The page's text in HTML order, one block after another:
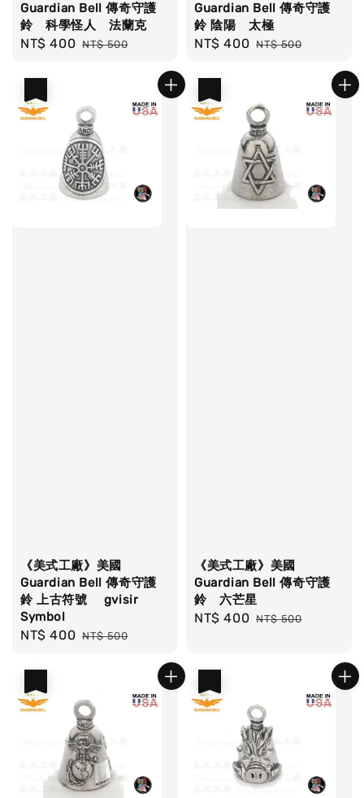
Guardian Bell 傳奇守護
鈴 科學怪人 法蘭克
Sale
NT$ 400 Regular
NT$ 500
Guardian Bell 傳奇守護
鈴 陰陽 太極
Sale
NT$ 400 Regular
NT$ 500
《美式工廠》美國
Guardian Bell 傳奇守護
鈴 上古符號 gvisir
Symbol
Sale
NT$ 400 Regular
NT$ 500
《美式工廠》美國
Guardian Bell 傳奇守護
鈴 六芒星
Sale
NT$ 400 Regular
NT$ 500